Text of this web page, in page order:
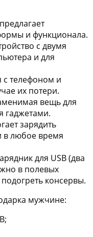
и функционала.
с двумя
и для
с телефоном и
их потери.
вещь для
гаджетами.
зарядить
в любое время
для USB(два
в полевых
консервы.
мужчине: